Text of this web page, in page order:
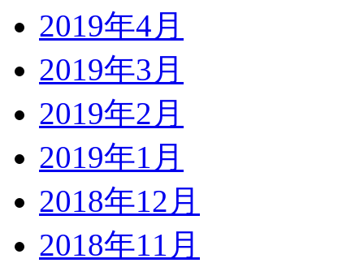
2019年4月
2019年3月
2019年2月
2019年1月
2018年12月
2018年11月